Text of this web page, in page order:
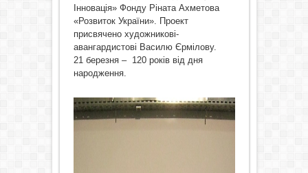
Інновація» Фонду Ріната Ахметова
«Розвиток України». Проект
присвячено художникові-
авангардистові Василю Єрмілову.
21 березня – 120 років від дня
народження.